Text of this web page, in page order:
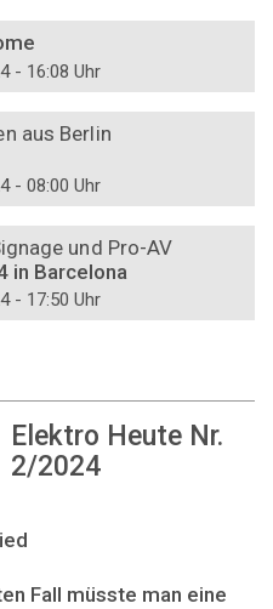
- 16:08 Uhr
aus Berlin
- 08:00 Uhr
und Pro-AV
in Barcelona
- 17:50 Uhr
Elektro Heute Nr.
2/2024
Fall müsste man eine